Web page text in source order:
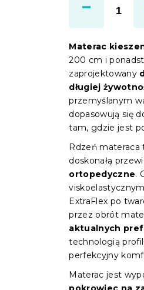
Materac
200 cm i
zaprojektowany
długiej
przemyślanym
dopasowują się
tam, gdzie jest
Rdzeń materaca
doskonałą
ortopedyczne.
ExtraFlex po
przez obrót
aktualnych
technologią
perfekcyjny
Materac jest